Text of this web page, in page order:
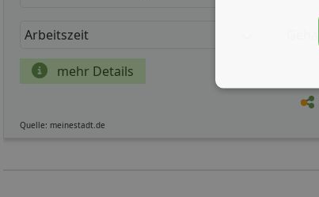
Arbeitszeit
mehr Details
Quelle: meinestadt.de